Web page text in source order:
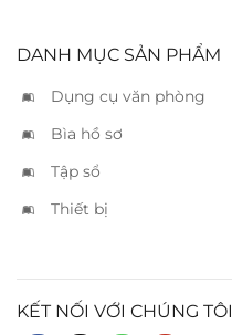
DANH MỤC SẢN PHẨM
Dụng cụ văn phòng
Bìa hồ sơ
Tập sổ
Thiết bị
KẾT NỐI VỚI CHÚNG TÔI